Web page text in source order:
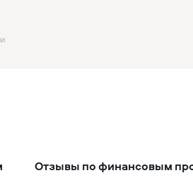
Отзывы по финансовым